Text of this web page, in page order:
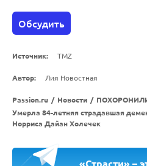
Обсудить
Источник: TMZ
Автор: Лия Новостная
Passion.ru / Новости /
Умерла 84-летняя страдавшая
Норриса Дайан Холечек